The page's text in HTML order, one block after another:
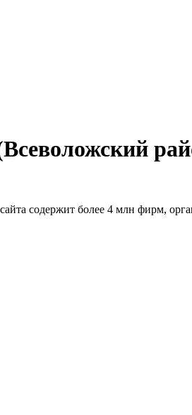
содержит более 4 млн фирм,